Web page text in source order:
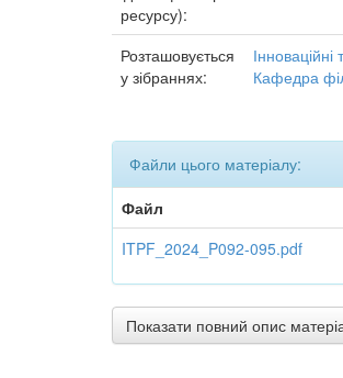
ресурсу):
Розташовується
у зібраннях:
Кафедра
Файли цього матеріалу:
Файл
ITPF_2024_P092-095.pdf
Показати повний опис